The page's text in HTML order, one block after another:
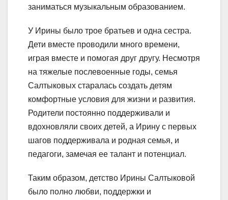
заниматься музыкальным образованием.
У Ирины было трое братьев и одна сестра.
Дети вместе проводили много времени,
играя вместе и помогая друг другу. Несмотря
на тяжелые послевоенные годы, семья
Салтыковых старалась создать детям
комфортные условия для жизни и развития.
Родители постоянно поддерживали и
вдохновляли своих детей, а Ирину с первых
шагов поддерживала и родная семья, и
педагоги, замечая ее талант и потенциал.
Таким образом, детство Ирины Салтыковой
было полно любви, поддержки и